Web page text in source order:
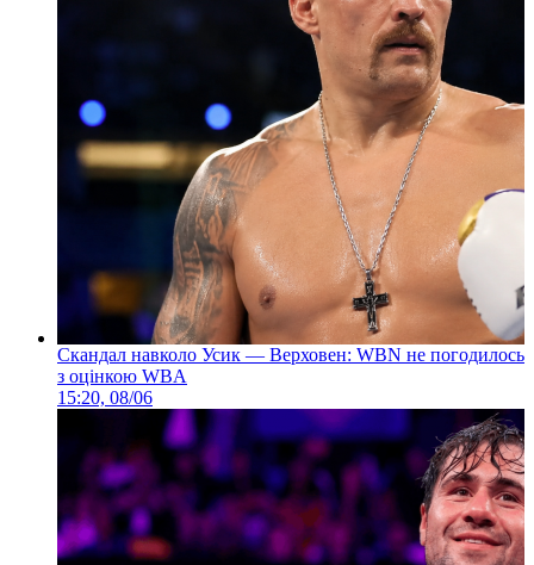
Скандал навколо Усик — Верховен: WBN не погодилось
з оцінкою WBA
15:20, 08/06